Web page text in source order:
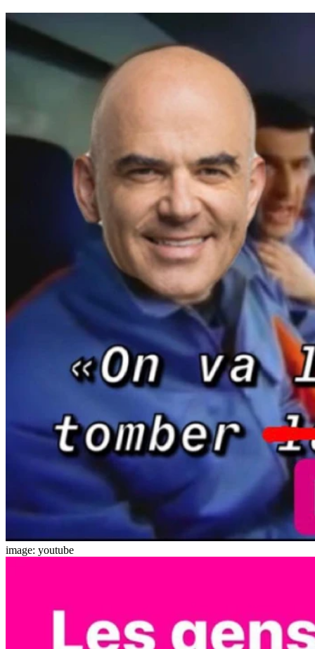
image: youtube